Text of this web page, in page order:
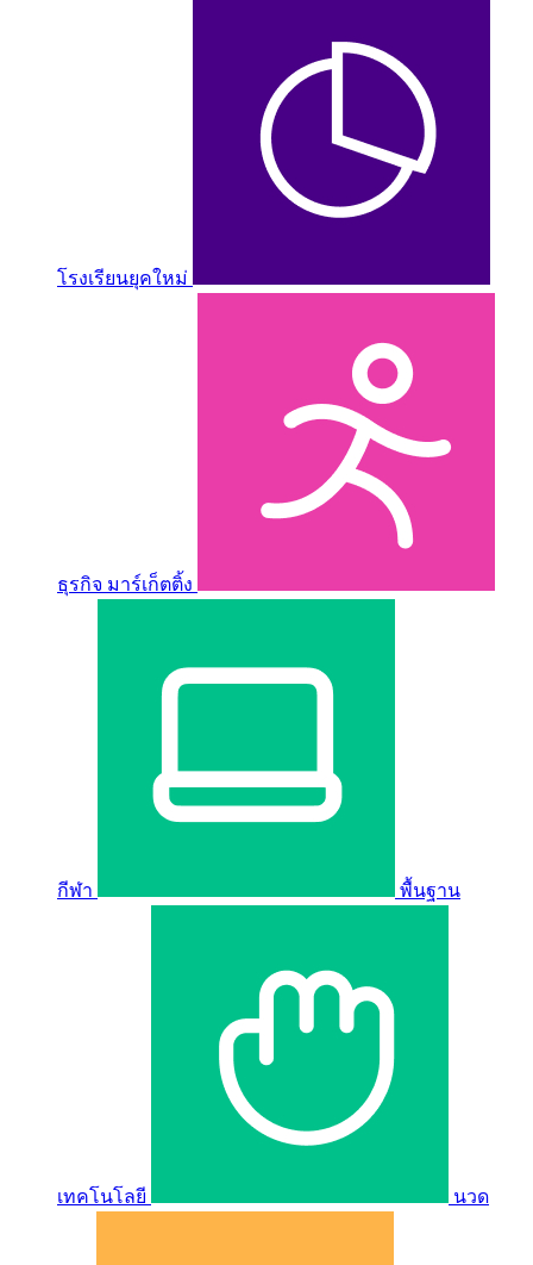
โรงเรียนยุคใหม่
ธุรกิจ มาร์เก็ตติ้ง
กีฬา พื้นฐาน
เทคโนโลยี นวด